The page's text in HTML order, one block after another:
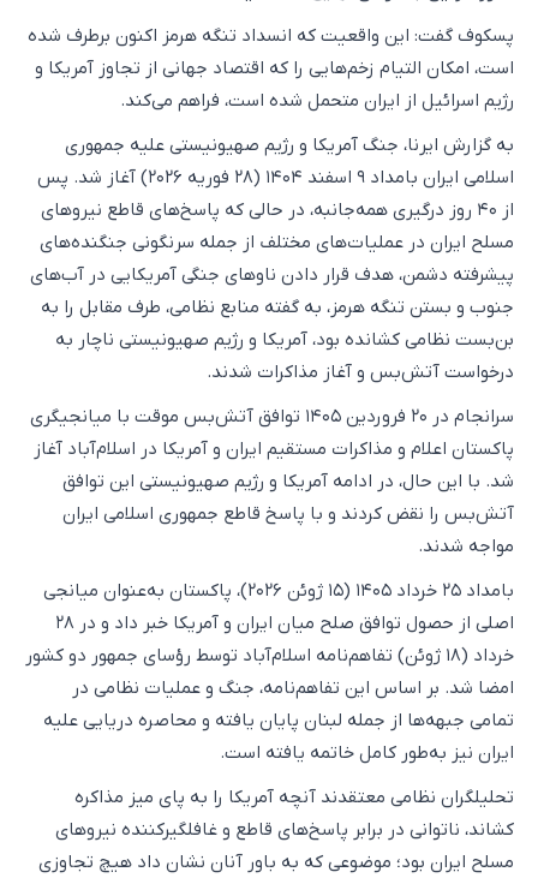
پسکوف گفت: این واقعیت که انسداد تنگه هرمز اکنون برطرف شده
است، امکان التیام زخم‌هایی را که اقتصاد جهانی از تجاوز آمریکا و
رژیم اسرائیل از ایران متحمل شده است، فراهم می‌کند.
به گزارش ایرنا، جنگ آمریکا و رژیم صهیونیستی علیه جمهوری
اسلامی ایران بامداد ۹ اسفند ۱۴۰۴ (۲۸ فوریه ۲۰۲۶) آغاز شد. پس
از ۴۰ روز درگیری همه‌جانبه، در حالی که پاسخ‌های قاطع نیروهای
مسلح ایران در عملیات‌های مختلف از جمله سرنگونی جنگنده‌های
پیشرفته دشمن، هدف قرار دادن ناوهای جنگی آمریکایی در آب‌های
جنوب و بستن تنگه هرمز، به گفته منابع نظامی، طرف مقابل را به
بن‌بست نظامی کشانده بود، آمریکا و رژیم صهیونیستی ناچار به
درخواست آتش‌بس و آغاز مذاکرات شدند.
سرانجام در ۲۰ فروردین ۱۴۰۵ توافق آتش‌بس موقت با میانجیگری
پاکستان اعلام و مذاکرات مستقیم ایران و آمریکا در اسلام‌آباد آغاز
شد. با این حال، در ادامه آمریکا و رژیم صهیونیستی این توافق
آتش‌بس را نقض کردند و با پاسخ قاطع جمهوری اسلامی ایران
مواجه شدند.
بامداد ۲۵ خرداد ۱۴۰۵ (۱۵ ژوئن ۲۰۲۶)، پاکستان به‌عنوان میانجی
اصلی از حصول توافق صلح میان ایران و آمریکا خبر داد و در ۲۸
خرداد (۱۸ ژوئن) تفاهم‌نامه اسلام‌آباد توسط رؤسای جمهور دو کشور
امضا شد. بر اساس این تفاهم‌نامه، جنگ و عملیات نظامی در
تمامی جبهه‌ها از جمله لبنان پایان یافته و محاصره دریایی علیه
ایران نیز به‌طور کامل خاتمه یافته است.
تحلیلگران نظامی معتقدند آنچه آمریکا را به پای میز مذاکره
کشاند، ناتوانی در برابر پاسخ‌های قاطع و غافلگیرکننده نیروهای
مسلح ایران بود؛ موضوعی که به باور آنان نشان داد هیچ تجاوزی